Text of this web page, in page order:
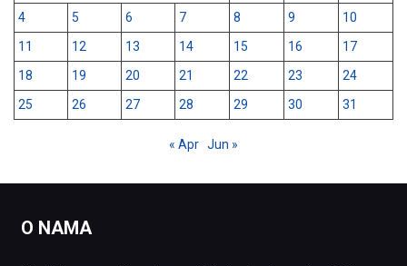
4
5 6 7 8 9
10
11
12 13 14 15 16
17
18
19 20 21 22 23
24
25
26 27 28 29 30 31
« Apr Jun »
O NAMA